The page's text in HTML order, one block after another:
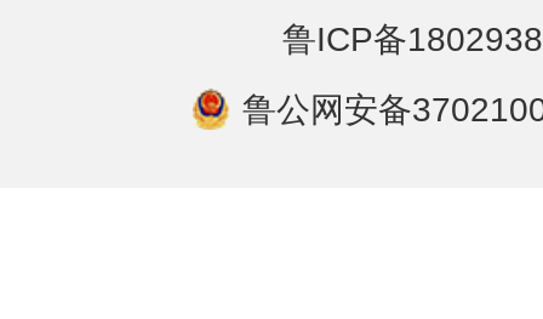
鲁ICP备
鲁公网安备